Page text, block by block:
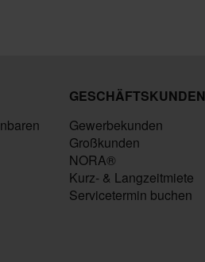
GESCHÄFTSKUNDEN
Gewerbekunden
Großkunden
NORA®
Kurz- & Langzeitmiete
Servicetermin buchen